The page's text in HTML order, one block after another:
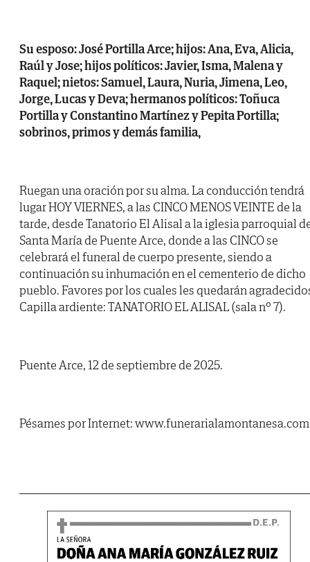
Su esposo: José Portilla Arce; hijos: Ana, Eva, Alicia,
Raúl y Jose; hijos políticos: Javier, Isma, Malena y
Raquel; nietos: Samuel, Laura, Nuria, Jimena, Leo,
Jorge, Lucas y Deva; hermanos políticos: Toñuca
Portilla y Constantino Martínez y Pepita Portilla;
sobrinos, primos y demás familia,
Ruegan una oración por su alma. La conducción tendrá
lugar HOY VIERNES, a las CINCO MENOS VEINTE de la
tarde, desde Tanatorio El Alisal a la iglesia parroquial
Santa María de Puente Arce, donde a las CINCO se
celebrará el funeral de cuerpo presente, siendo a
continuación su inhumación en el cementerio de dicho
pueblo. Favores por los cuales les quedarán
Capilla ardiente: TANATORIO EL ALISAL (sala nº 7).
Puente Arce, 12 de septiembre de 2025.
Pésames por Internet: www.funerarialamontanesa.com